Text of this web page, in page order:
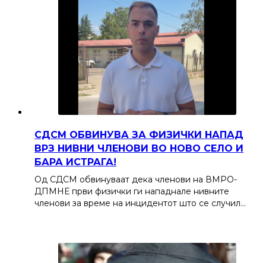
СДСМ ОБВИНУВА ЗА ФИЗИЧКИ НАПАД
ВРЗ НИВНИ ЧЛЕНОВИ ВО НОВО СЕЛО И
БАРА ИСТРАГА!
Од СДСМ обвинуваат дека членови на ВМРО-
ДПМНЕ први физички ги нападнале нивните
членови за време на инцидентот што се случил…